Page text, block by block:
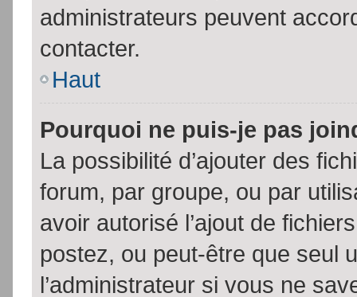
administrateurs peuvent
contacter.
Haut
Pourquoi ne puis-je pas
La possibilité d’ajouter des
forum, par groupe, ou par
avoir autorisé l’ajout de
postez, ou peut-être que seul
l’administrateur si vous ne